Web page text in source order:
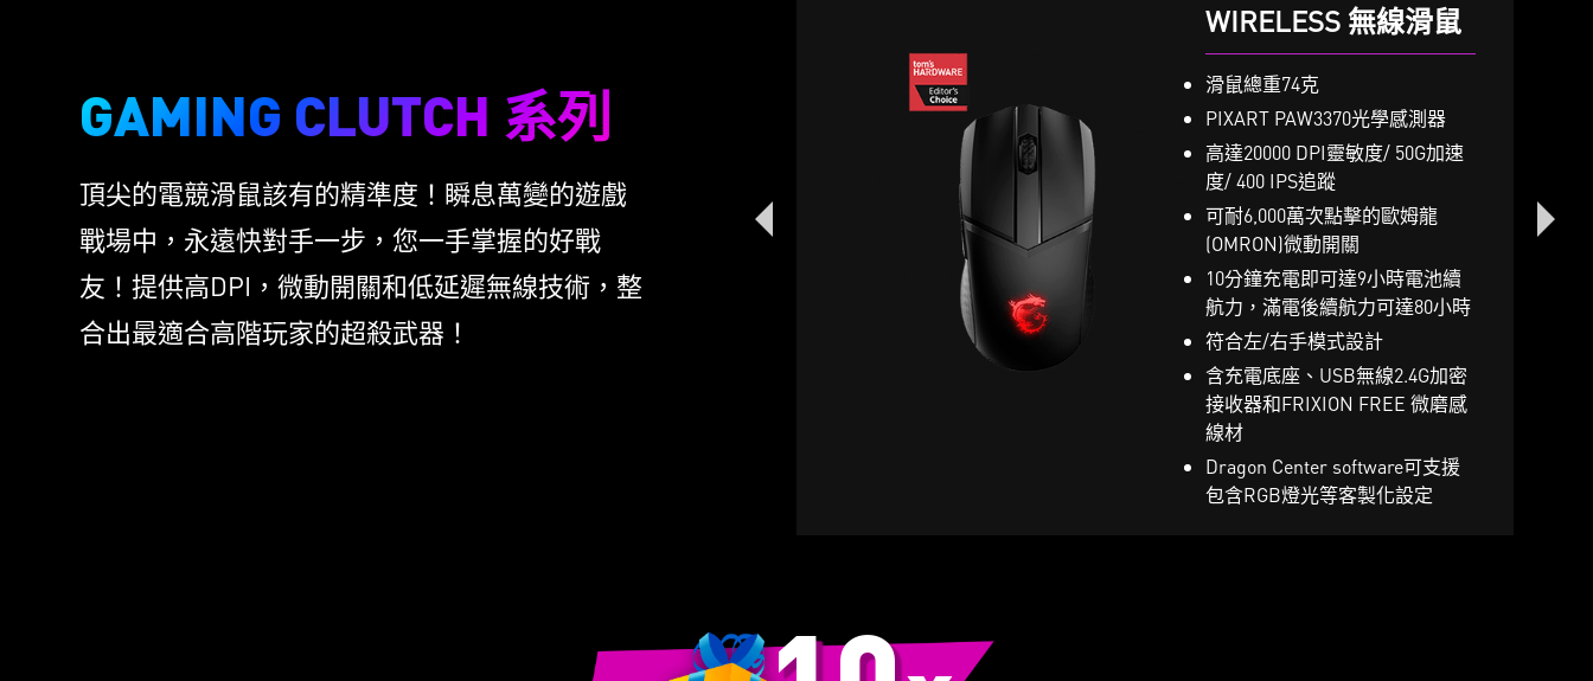
ONKYO驅動單體
ESS Sabre DAC & AMP音效晶片
伸縮式隱藏麥克風設計
USB & 3.5mm連接孔
Nahimic音效軟體
IMMERSE GH50
2 x 40mm大尺吋驅動單體
可拆卸式麥克風
百萬種RGB LED自定義燈光效果
先進的擬真7.1多聲道
耳機專屬收納袋
GAMING CLUTCH 系列
頂尖的電競滑鼠該有的精準度！瞬息萬變的遊戲
戰場中，永遠快對手一步，您一手掌握的好戰
友！提供高DPI，微動開關和低延遲無線技術，整
合出最適合高階玩家的超殺武器！
菱紋防滑處理, 更穩固且適合各
種握法玩家
歐姆龍(OMRON)耐6,000萬次微
動開關
400 IPS和高達16,000 DPI, 以及
1ms的滾輪速率
MSI微星獨家開發FriXionFree微
WIRELESS 無線滑鼠
滑鼠總重74克
PIXART PAW3370光學感測器
高達20000 DPI靈敏度/ 50G加速
度/ 400 IPS追蹤
可耐6,000萬次點擊的歐姆龍
(OMRON)微動開關
10分鐘充電即可達9小時電池續
航力，滿電後續航力可達80小時
符合左/右手模式設計
含充電底座、USB無線2.4G加密
接收器和FRIXION FREE 微磨感
線材
Dragon Center software可支援
包含RGB燈光等客製化設定
VIGOR GK50 LOW
PROFILE
輕巧短軸設計
符合人體工學的弧面設計
刻鍵帽